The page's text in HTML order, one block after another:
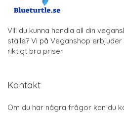
Vill du kunna handla all din
ställe? Vi på Veganshop
riktigt bra priser.
Kontakt
Om du har några frågor kan du